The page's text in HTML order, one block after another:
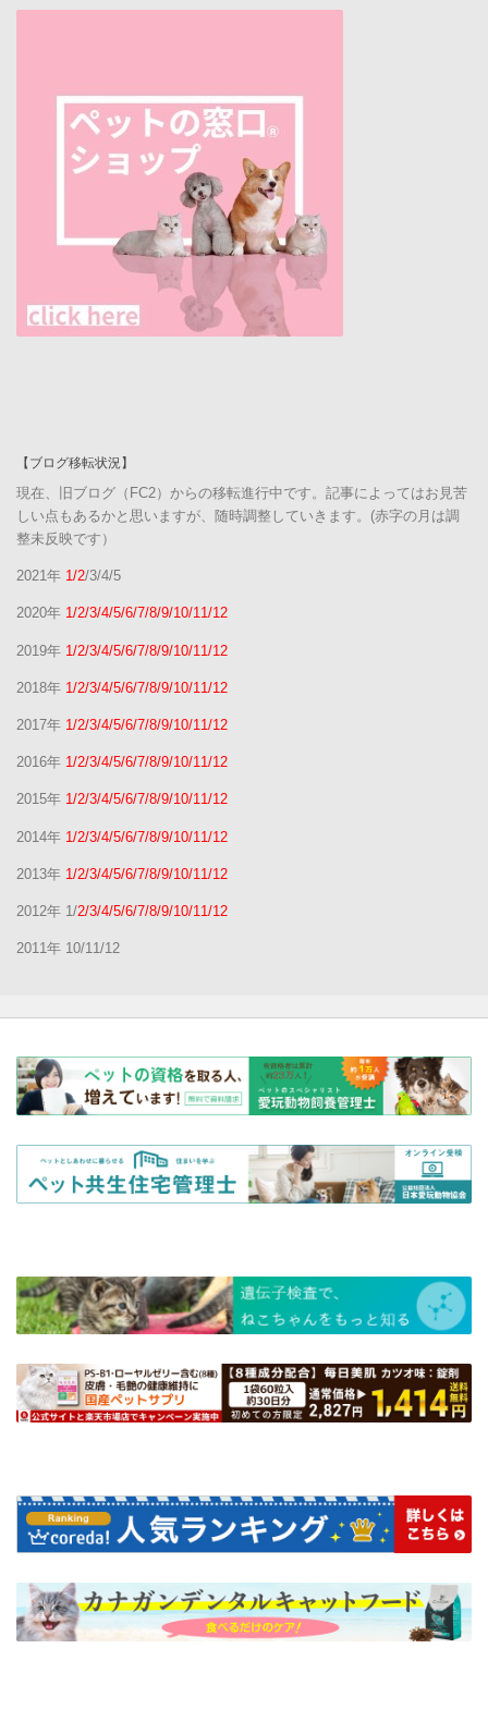
【ブログ移転状況】
現在、旧ブログ（FC2）からの移転進行中です。記事によってはお見苦
しい点もあるかと思いますが、随時調整していきます。(赤字の月は調
整未反映です）
2021年 1/2/3/4/5
2020年 1/2/3/4/5/6/7/8/9/10/11/12
2019年 1/2/3/4/5/6/7/8/9/10/11/12
2018年 1/2/3/4/5/6/7/8/9/10/11/12
2017年 1/2/3/4/5/6/7/8/9/10/11/12
2016年 1/2/3/4/5/6/7/8/9/10/11/12
2015年 1/2/3/4/5/6/7/8/9/10/11/12
2014年 1/2/3/4/5/6/7/8/9/10/11/12
2013年 1/2/3/4/5/6/7/8/9/10/11/12
2012年 1/2/3/4/5/6/7/8/9/10/11/12
2011年 10/11/12